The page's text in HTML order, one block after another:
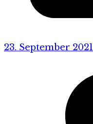
23. September 2021